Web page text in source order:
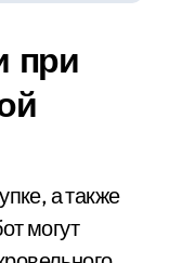
при
а также
могут